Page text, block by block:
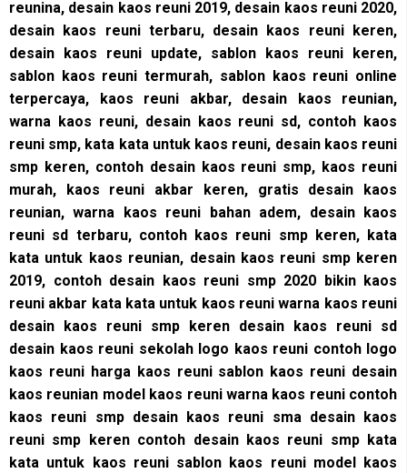
reunina, desain kaos reuni 2019, desain kaos reuni 2020,
desain kaos reuni terbaru, desain kaos reuni keren,
desain kaos reuni update, sablon kaos reuni keren,
sablon kaos reuni termurah, sablon kaos reuni online
terpercaya, kaos reuni akbar, desain kaos reunian,
warna kaos reuni, desain kaos reuni sd, contoh kaos
reuni smp, kata kata untuk kaos reuni, desain kaos reuni
smp keren, contoh desain kaos reuni smp, kaos reuni
murah, kaos reuni akbar keren, gratis desain kaos
reunian, warna kaos reuni bahan adem, desain kaos
reuni sd terbaru, contoh kaos reuni smp keren, kata
kata untuk kaos reunian, desain kaos reuni smp keren
2019, contoh desain kaos reuni smp 2020 bikin kaos
reuni akbar kata kata untuk kaos reuni warna kaos reuni
desain kaos reuni smp keren desain kaos reuni sd
desain kaos reuni sekolah logo kaos reuni contoh logo
kaos reuni harga kaos reuni sablon kaos reuni desain
kaos reunian model kaos reuni warna kaos reuni contoh
kaos reuni smp desain kaos reuni sma desain kaos
reuni smp keren contoh desain kaos reuni smp kata
kata untuk kaos reuni sablon kaos reuni model kaos